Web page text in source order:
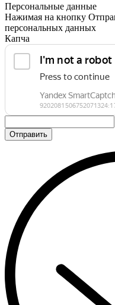
Персональные данные
Нажимая на кнопку
персональных данных
Капча
Отправить